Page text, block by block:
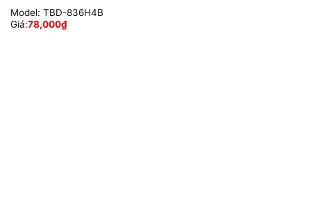
Model: TBD-836H4B
Giá:78,000₫